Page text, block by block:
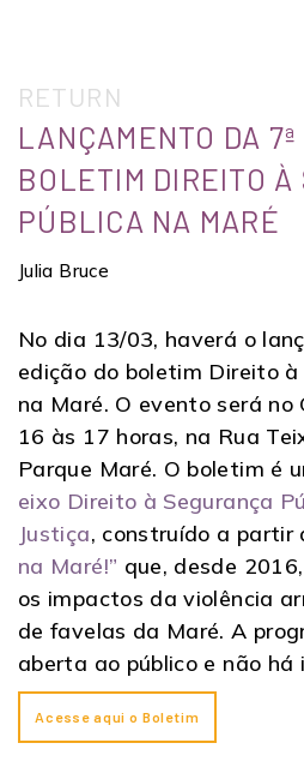
RETURN
LANÇAMENTO DA 7ª
BOLETIM DIREITO À
PÚBLICA NA MARÉ
Julia Bruce
No dia 13/03, haverá o
edição do boletim Direito à
na Maré. O evento será no
16 às 17 horas, na Rua
Parque Maré. O boletim é
eixo Direito à Segurança
Justiça, construído a partir
na Maré!” que, desde
os impactos da violência
de favelas da Maré. A
aberta ao público e não há
Acesse aqui o Boletim